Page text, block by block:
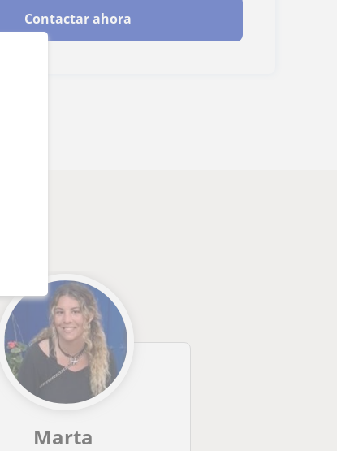
Contactar ahora
Marta